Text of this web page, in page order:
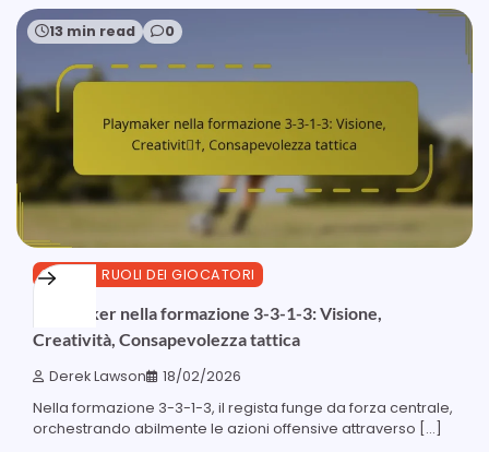
13 min read 0
3-3-1-3 RUOLI DEI GIOCATORI
Playmaker nella formazione 3-3-1-3: Visione,
Creatività, Consapevolezza tattica
Derek Lawson 18/02/2026
Nella formazione 3-3-1-3, il regista funge da forza centrale,
orchestrando abilmente le azioni offensive attraverso […]